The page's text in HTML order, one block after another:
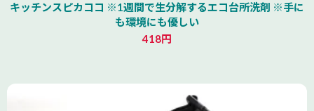
キッチンスピカココ ※1週間で生分解するエコ台所洗剤 ※手に
も環境にも優しい
418円